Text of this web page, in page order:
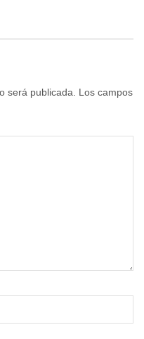
será publicada.
Los campos